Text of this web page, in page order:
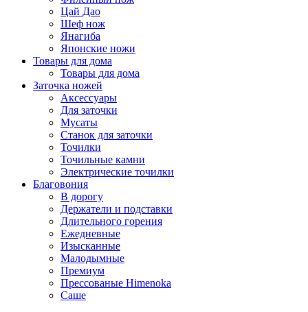
Цай Дао
Шеф нож
Янагиба
Японские ножи
Товары для дома
Товары для дома
Заточка ножей
Аксессуары
Для заточки
Мусаты
Станок для заточки
Точилки
Точильные камни
Электрические точилки
Благовония
В дорогу
Держатели и подставки
Длительного горения
Ежедневные
Изысканные
Малодымные
Премиум
Прессованые Himenoka
Саше